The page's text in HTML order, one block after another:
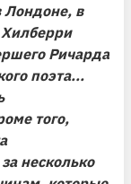
Лондоне, в
Ричарда
поэта...
того,
несколько